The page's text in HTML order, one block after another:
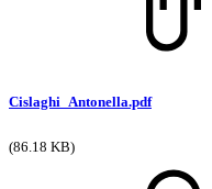
Cislaghi_Antonella.pdf
(86.18 KB)